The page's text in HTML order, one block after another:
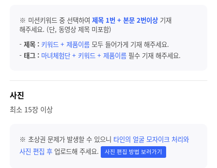
※ 미션키워드 중 선택하여 제목 1번 + 본문 2번이상 기재
해주세요. (단, 동영상 제목 미포함)
- 제목 : 키워드 + 제품이름 모두 들어가게 기재 해주세요.
- 태그 : 마녀체험단 + 키워드 + 제품이름 필수 기재 해주세요.
사진
최소 15장 이상
※ 초상권 문제가 발생할 수 있으니 타인의 얼굴 모자이크 처리와
사진 편집 후 업로드해 주세요. 사진 편집 방법 보러가기